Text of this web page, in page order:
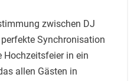
zwischen DJ
Synchronisation
Hochzeitsfeier in ein
allen Gästen in